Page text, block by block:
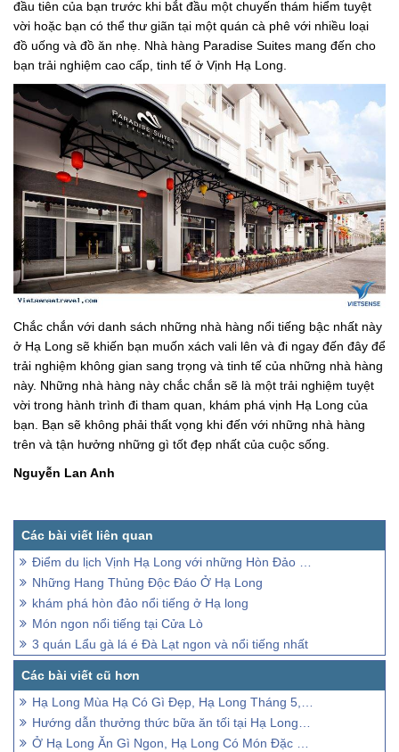
đầu tiên của bạn trước khi bắt đầu một chuyến thám hiểm tuyệt
vời hoặc bạn có thể thư giãn tại một quán cà phê với nhiều loại
đồ uống và đồ ăn nhẹ. Nhà hàng Paradise Suites mang đến cho
bạn trải nghiệm cao cấp, tinh tế ở Vịnh Hạ Long.
Chắc chắn với danh sách những nhà hàng nổi tiếng bậc nhất này
ở Hạ Long sẽ khiến bạn muốn xách vali lên và đi ngay đến đây để
trải nghiệm không gian sang trọng và tinh tế của những nhà hàng
này. Những nhà hàng này chắc chắn sẽ là một trải nghiệm tuyệt
vời trong hành trình đi tham quan, khám phá vịnh Hạ Long của
bạn. Bạn sẽ không phải thất vọng khi đến với những nhà hàng
trên và tận hưởng những gì tốt đẹp nhất của cuộc sống.
Nguyễn Lan Anh
Điểm du lịch Vịnh Hạ Long với những Hòn Đảo nổi tiếng
Những Hang Thủng Độc Đáo Ở Hạ Long
khám phá hòn đảo nổi tiếng ở Hạ long
Món ngon nổi tiếng tại Cửa Lò
3 quán Lẩu gà lá é Đà Lạt ngon và nổi tiếng nhất
Hạ Long Mùa Hạ Có Gì Đẹp, Hạ Long Tháng 5,6,7 Có Gì Đẹp
Hướng dẫn thưởng thức bữa ăn tối tại Hạ Long đúng vị
Ở Hạ Long Ăn Gì Ngon, Hạ Long Có Món Đặc Sản Gì ?